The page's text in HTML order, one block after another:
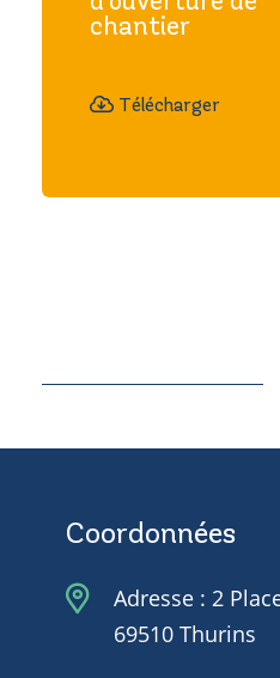
chantier
Télécharger
Coordonnées
Adresse : 2
69510 Thurins